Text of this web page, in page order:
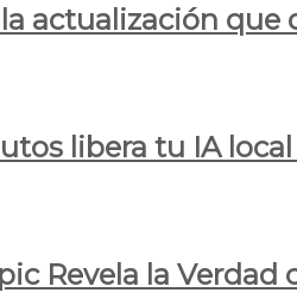
actualización que
libera tu IA
Revela la Verdad